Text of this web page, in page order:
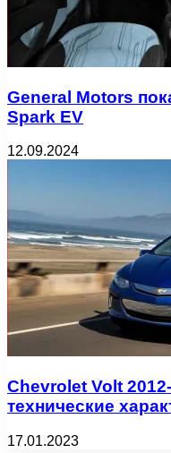
General Motors
Spark EV
12.09.2024
Chevrolet Volt
технические
17.01.2023